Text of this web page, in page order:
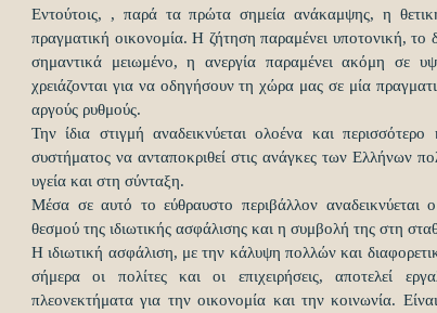
Εντούτοις, , παρά τα πρώτα σημεία ανάκαμψης, η
πραγματική οικονομία. Η ζήτηση παραμένει υποτονική, το
σημαντικά μειωμένο, η ανεργία παραμένει ακόμη σε
χρειάζονται για να οδηγήσουν τη χώρα μας σε μία
αργούς ρυθμούς.
Την ίδια στιγμή αναδεικνύεται ολοένα και
συστήματος να ανταποκριθεί στις ανάγκες των Ελλήνων
υγεία και στη σύνταξη.
Μέσα σε αυτό το εύθραυστο περιβάλλον αναδεικνύεται
θεσμού της ιδιωτικής ασφάλισης και η συμβολή της στη
Η ιδιωτική ασφάλιση, με την κάλυψη πολλών και
σήμερα οι πολίτες και οι επιχειρήσεις, αποτελεί
πλεονεκτήματα για την οικονομία και την κοινωνία.